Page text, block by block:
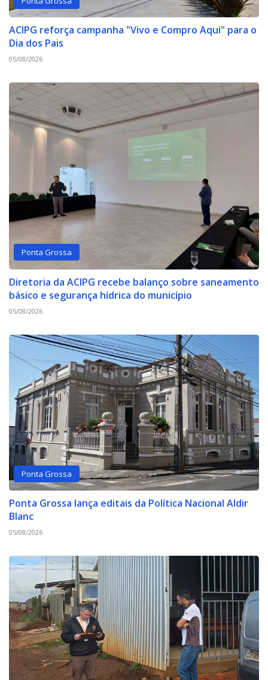
ACIPG reforça campanha "Vivo e Compro Aqui" para o
Dia dos Pais
05/08/2026
Ponta Grossa
Diretoria da ACIPG recebe balanço sobre saneamento
básico e segurança hídrica do município
05/08/2026
Ponta Grossa
Ponta Grossa lança editais da Política Nacional Aldir
Blanc
05/08/2026